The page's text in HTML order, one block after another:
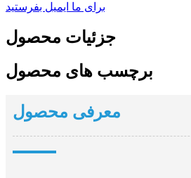
برای ما ایمیل بفرستید
جزئیات محصول
برچسب های محصول
معرفی محصول